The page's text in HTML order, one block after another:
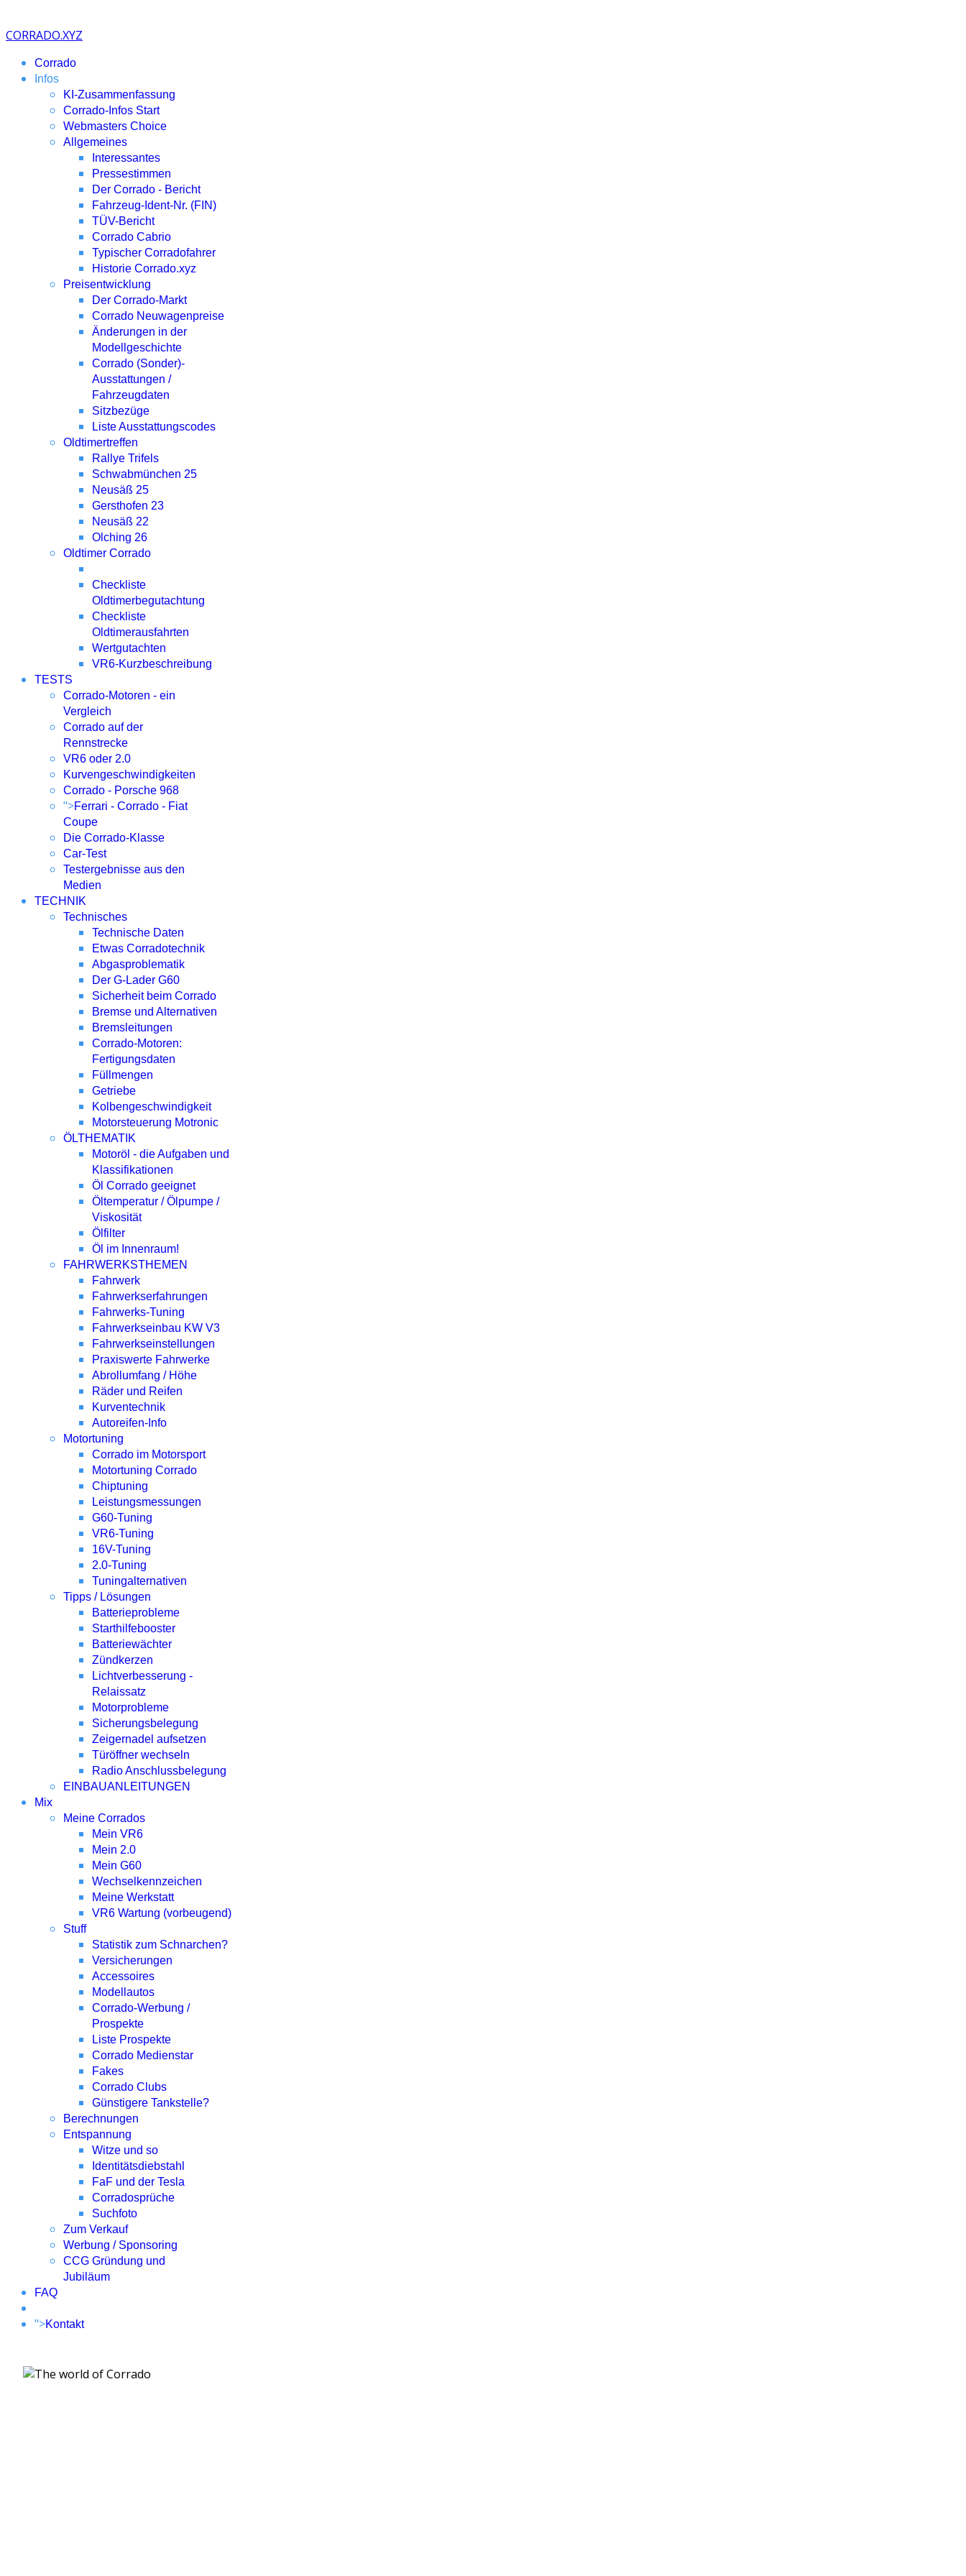
CORRADO.XYZ
Corrado
Infos
KI-Zusammenfassung
Corrado-Infos Start
Webmasters Choice
Allgemeines
Interessantes
Pressestimmen
Der Corrado - Bericht
Fahrzeug-Ident-Nr. (FIN)
TÜV-Bericht
Corrado Cabrio
Typischer Corradofahrer
Historie Corrado.xyz
Preisentwicklung
Der Corrado-Markt
Corrado Neuwagenpreise
Änderungen in der
Modellgeschichte
Corrado (Sonder)-
Ausstattungen /
Fahrzeugdaten
Sitzbezüge
Liste Ausstattungscodes
Oldtimertreffen
Rallye Trifels
Schwabmünchen 25
Neusäß 25
Gersthofen 23
Neusäß 22
Olching 26
Oldtimer Corrado
Checkliste
Oldtimerbegutachtung
Checkliste
Oldtimerausfahrten
Wertgutachten
VR6-Kurzbeschreibung
TESTS
Corrado-Motoren - ein
Vergleich
Corrado auf der
Rennstrecke
VR6 oder 2.0
Kurvengeschwindigkeiten
Corrado - Porsche 968
">Ferrari - Corrado - Fiat
Coupe
Die Corrado-Klasse
Car-Test
Testergebnisse aus den
Medien
TECHNIK
Technisches
Technische Daten
Etwas Corradotechnik
Abgasproblematik
Der G-Lader G60
Sicherheit beim Corrado
Bremse und Alternativen
Bremsleitungen
Corrado-Motoren:
Fertigungsdaten
Füllmengen
Getriebe
Kolbengeschwindigkeit
Motorsteuerung Motronic
ÖLTHEMATIK
Motoröl - die Aufgaben und
Klassifikationen
Öl Corrado geeignet
Öltemperatur / Ölpumpe /
Viskosität
Ölfilter
Öl im Innenraum!
FAHRWERKSTHEMEN
Fahrwerk
Fahrwerkserfahrungen
Fahrwerks-Tuning
Fahrwerkseinbau KW V3
Fahrwerkseinstellungen
Praxiswerte Fahrwerke
Abrollumfang / Höhe
Räder und Reifen
Kurventechnik
Autoreifen-Info
Motortuning
Corrado im Motorsport
Motortuning Corrado
Chiptuning
Leistungsmessungen
G60-Tuning
VR6-Tuning
16V-Tuning
2.0-Tuning
Tuningalternativen
Tipps / Lösungen
Batterieprobleme
Starthilfebooster
Batteriewächter
Zündkerzen
Lichtverbesserung -
Relaissatz
Motorprobleme
Sicherungsbelegung
Zeigernadel aufsetzen
Türöffner wechseln
Radio Anschlussbelegung
EINBAUANLEITUNGEN
Mix
Meine Corrados
Mein VR6
Mein 2.0
Mein G60
Wechselkennzeichen
Meine Werkstatt
VR6 Wartung (vorbeugend)
Stuff
Statistik zum Schnarchen?
Versicherungen
Accessoires
Modellautos
Corrado-Werbung /
Prospekte
Liste Prospekte
Corrado Medienstar
Fakes
Corrado Clubs
Günstigere Tankstelle?
Berechnungen
Entspannung
Witze und so
Identitätsdiebstahl
FaF und der Tesla
Corradosprüche
Suchfoto
Zum Verkauf
Werbung / Sponsoring
CCG Gründung und
Jubiläum
FAQ
">Kontakt